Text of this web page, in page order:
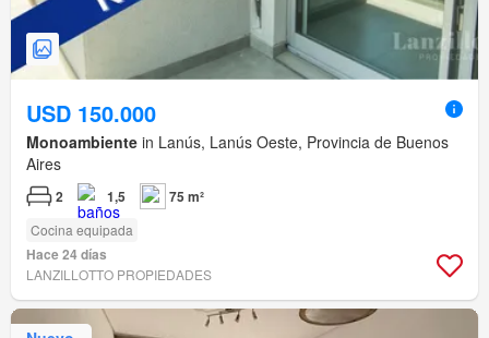
USD 150.000
Monoambiente in Lanús, Lanús Oeste, Provincia de Buenos
Aires
2 1,5 75 m²
Cocina equipada
Hace 24 días
LANZILLOTTO PROPIEDADES